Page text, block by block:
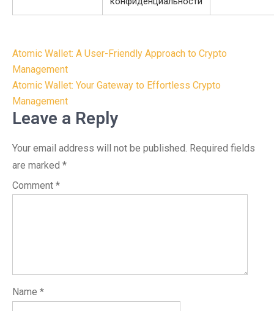
Post
navigation
Atomic Wallet: A User-Friendly Approach to Crypto
Management
Atomic Wallet: Your Gateway to Effortless Crypto
Management
Leave a Reply
Your email address will not be published. Required fields
are marked *
Comment *
Name *